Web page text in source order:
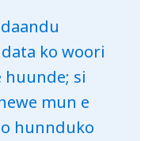
ko woori
huunde; si
mun e
hunnduko